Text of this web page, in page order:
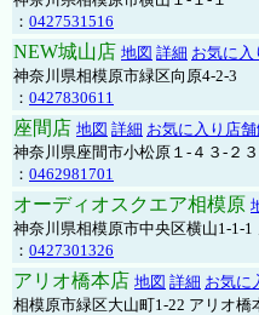
： 0427531516
NEW城山店 地図 詳細 お気に入
神奈川県相模原市緑区向原4-2-3
： 0427830611
座間店 地図 詳細 お気に入り店
神奈川県座間市小松原１-４３-２３
： 0462981701
オーディオスクエア相模原
神奈川県相模原市中央区横山1-1-1
： 0427301326
アリオ橋本店 地図 詳細 お気に
相模原市緑区大山町1-22 アリオ橋